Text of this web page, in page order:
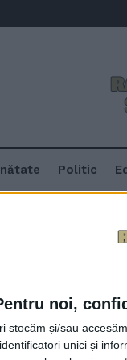
noi,
stocăm și/sau
unici și
Politic
Aceștia